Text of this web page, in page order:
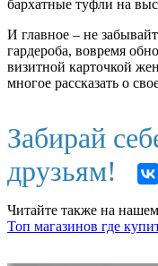
бархатные туфли на
И главное – не
гардероба, вовремя
визитной карточкой
многое рассказать о
Забирай
друзьям!
Читайте также на
Топ магазинов где